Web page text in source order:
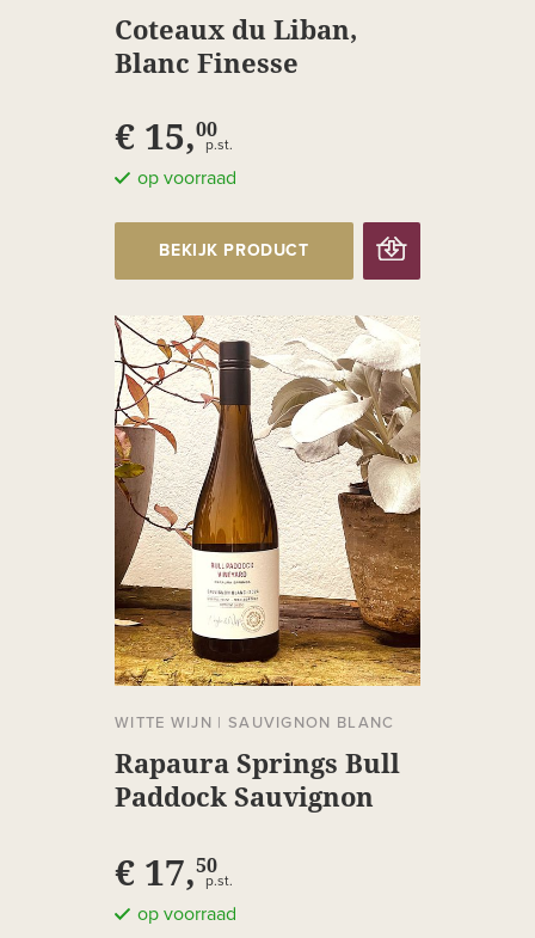
Coteaux du Liban,
Blanc Finesse
€ 15,00
p.st.
op voorraad
BEKIJK PRODUCT
WITTE WIJN | SAUVIGNON BLANC
Rapaura Springs Bull
Paddock Sauvignon
€ 17,50
p.st.
op voorraad